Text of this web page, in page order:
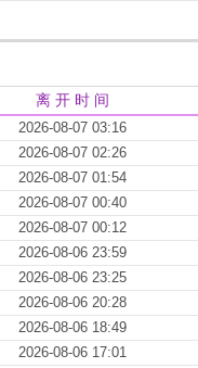
离 开 时 间
2026-08-07 03:16
2026-08-07 02:26
2026-08-07 01:54
2026-08-07 00:40
2026-08-07 00:12
2026-08-06 23:59
2026-08-06 23:25
2026-08-06 20:28
2026-08-06 18:49
2026-08-06 17:01